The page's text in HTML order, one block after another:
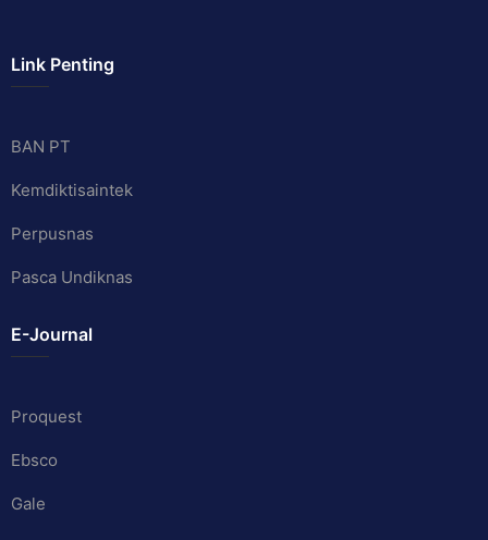
Link Penting
BAN PT
Kemdiktisaintek
Perpusnas
Pasca Undiknas
E-Journal
Proquest
Ebsco
Gale